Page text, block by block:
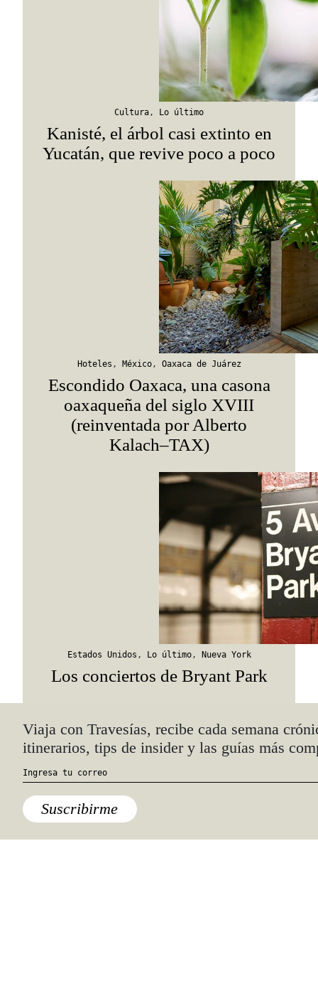
Cultura, Lo último
Kanisté, el árbol casi extinto en
Yucatán, que revive poco a poco
Hoteles , México, Oaxaca de Juárez
Escondido Oaxaca, una casona
oaxaqueña del siglo XVIII
(reinventada por Alberto
Kalach–TAX)
Estados Unidos , Lo último, Nueva York
Los conciertos de Bryant Park
Quiénes somos